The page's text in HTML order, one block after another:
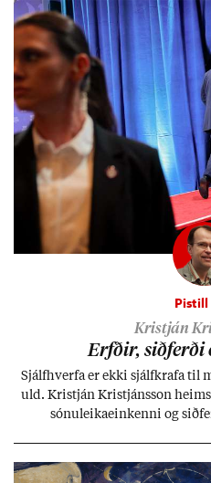
Pistill
Kristján
Erfð­ir, sið­ferði
Sjálf­hverfa er ekki sjálf­krafa til
uld. Kristján Kristjáns­son
sónu­leika­ein­kenni og